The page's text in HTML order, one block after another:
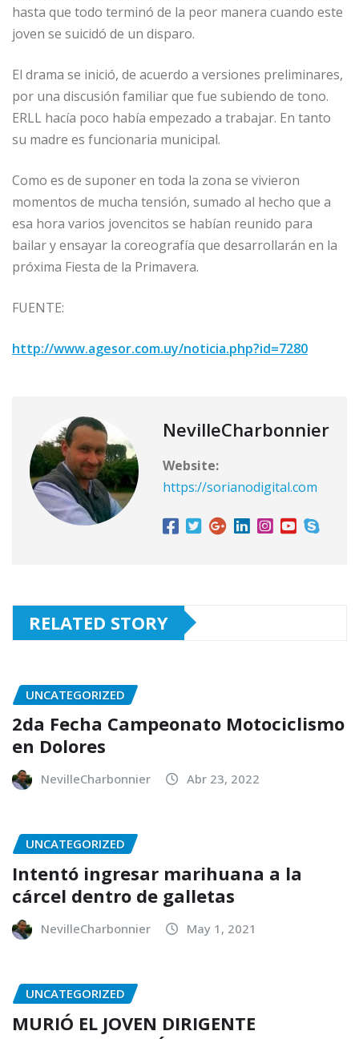
hasta que todo terminó de la peor manera cuando este
joven se suicidó de un disparo.
El drama se inició, de acuerdo a versiones preliminares,
por una discusión familiar que fue subiendo de tono.
ERLL hacía poco había empezado a trabajar. En tanto
su madre es funcionaria municipal.
Como es de suponer en toda la zona se vivieron
momentos de mucha tensión, sumado al hecho que a
esa hora varios jovencitos se habían reunido para
bailar y ensayar la coreografía que desarrollarán en la
próxima Fiesta de la Primavera.
FUENTE:
http://www.agesor.com.uy/noticia.php?id=7280
NevilleCharbonnier
Website:
https://sorianodigital.com
RELATED STORY
UNCATEGORIZED
2da Fecha Campeonato Motociclismo
en Dolores
NevilleCharbonnier Abr 23, 2022
UNCATEGORIZED
Intentó ingresar marihuana a la
cárcel dentro de galletas
NevilleCharbonnier May 1, 2021
UNCATEGORIZED
MURIÓ EL JOVEN DIRIGENTE